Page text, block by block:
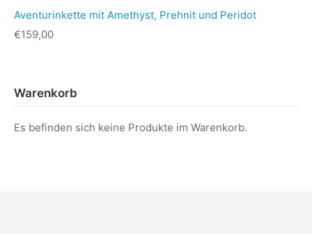
Aventurinkette mit Amethyst, Prehnit und Peridot
€159,00
Warenkorb
Es befinden sich keine Produkte im Warenkorb.